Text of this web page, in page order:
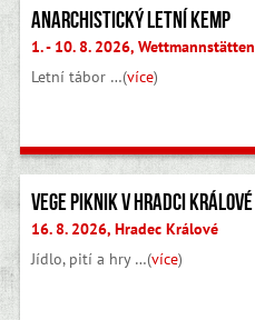
Anarchistický letní kemp
1. - 10. 8. 2026, Wettmannstätten
Letní tábor …(více)
Vege piknik v Hradci Králové
16. 8. 2026, Hradec Králové
Jídlo, pití a hry …(více)